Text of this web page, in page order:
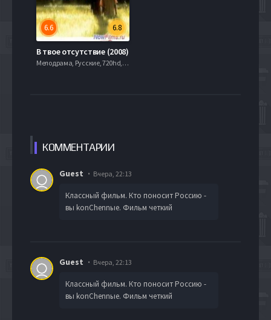
6.8
6.6
В твое отсутствие (2008)
Мелодрама, Русские, 720hd, mobilen, , Слайдер
КОММЕНТАРИИ
Guest Вчера, 22:13
Классный фильм. Кто поносит Россию -
вы konChennые. Фильм четкий
Guest Вчера, 22:13
Классный фильм. Кто поносит Россию -
вы konChennые. Фильм четкий